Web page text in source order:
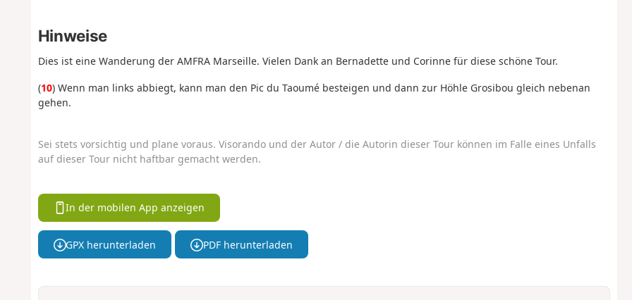
Hinweise
Dies ist eine Wanderung der AMFRA Marseille. Vielen Dank an Bernadette und Corinne für diese schöne Tour.
(10) Wenn man links abbiegt, kann man den Pic du Taoumé besteigen und dann zur Höhle Grosibou gleich nebenan
gehen.
Sei stets vorsichtig und plane voraus. Visorando und der Autor / die Autorin dieser Tour können im Falle eines Unfalls
auf dieser Tour nicht haftbar gemacht werden.
In der mobilen App anzeigen
GPX herunterladen PDF herunterladen